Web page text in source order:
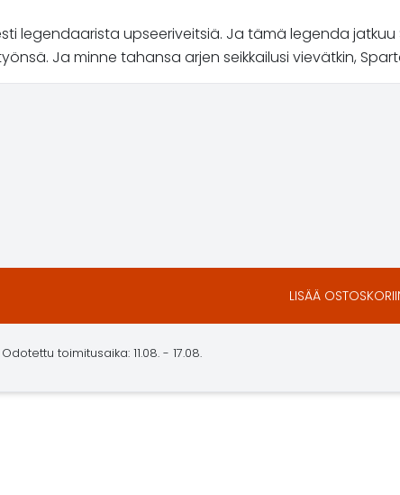
legendaarista upseeriveitsiä. Ja tämä legenda
Ja minne tahansa arjen seikkailusi vievätkin,
LISÄÄ
toimitusaika: 11.08. - 17.08.